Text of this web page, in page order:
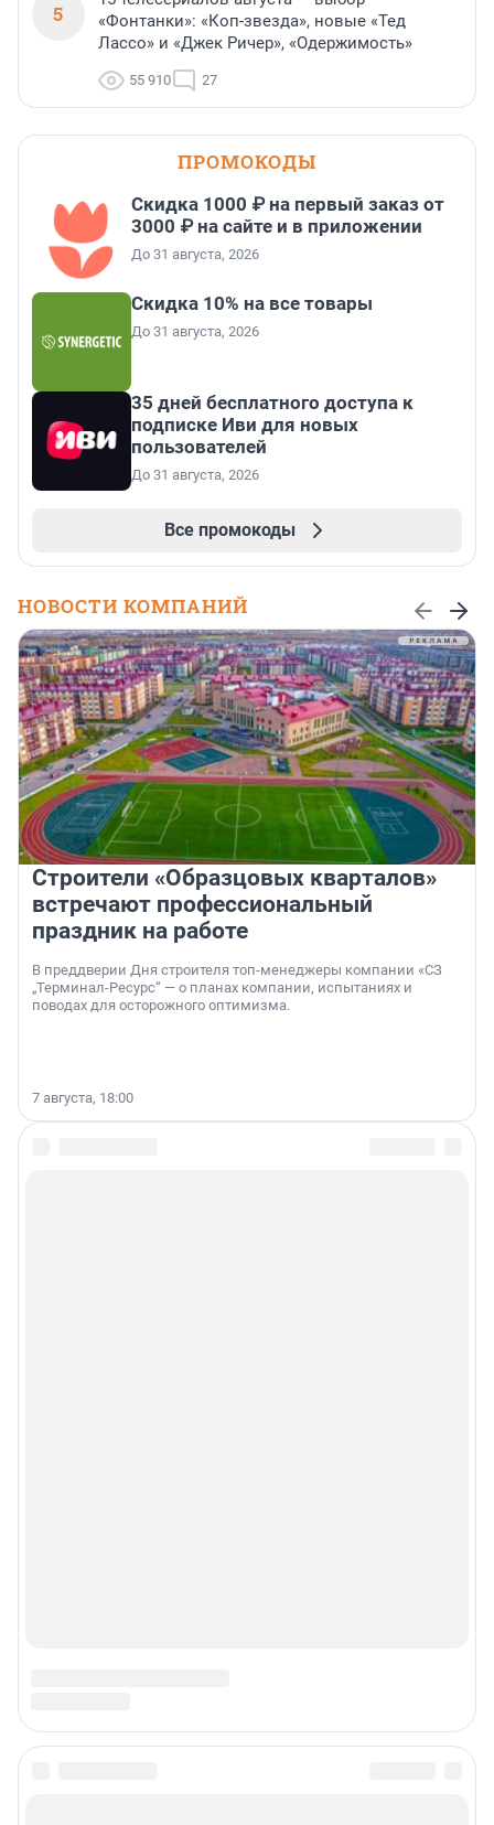
5
«Фонтанки»: «Коп-звезда», новые «Тед
Лассо» и «Джек Ричер», «Одержимость»
55 910 27
ПРОМОКОДЫ
Скидка 1000 ₽ на первый заказ от
3000 ₽ на сайте и в приложении
До 31 августа, 2026
Скидка 10% на все товары
До 31 августа, 2026
35 дней бесплатного доступа к
подписке Иви для новых
пользователей
До 31 августа, 2026
Все промокоды
НОВОСТИ КОМПАНИЙ
Строители «Образцовых кварталов»
встречают профессиональный
праздник на работе
В преддверии Дня строителя топ-менеджеры компании «СЗ
„Терминал-Ресурс“ — о планах компании, испытаниях и
поводах для осторожного оптимизма.
7 августа, 18:00